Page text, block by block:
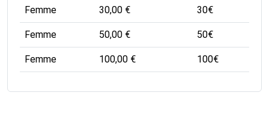
Femme 30,00 € 30€
Femme 50,00 € 50€
Femme 100,00 € 100€